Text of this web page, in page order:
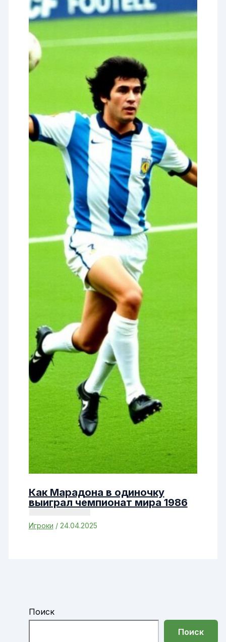
Как Марадона в одиночку
выиграл чемпионат мира 1986
Игроки / 24.04.2025
Поиск
Поиск